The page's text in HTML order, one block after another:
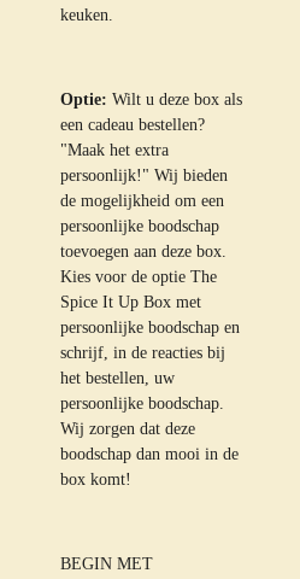
keuken.
Optie: Wilt u deze box als
een cadeau bestellen?
"Maak het extra
persoonlijk!" Wij bieden
de mogelijkheid om een
persoonlijke boodschap
toevoegen aan deze box.
Kies voor de optie The
Spice It Up Box met
persoonlijke boodschap en
schrijf, in de reacties bij
het bestellen, uw
persoonlijke boodschap.
Wij zorgen dat deze
boodschap dan mooi in de
box komt!
BEGIN MET